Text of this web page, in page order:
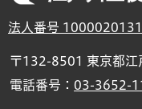
法人番号
〒132-8501 東京都江
電話番号： 03-3652-